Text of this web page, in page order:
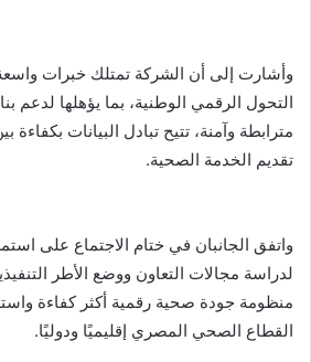
وأشارت إلى أن الشركة تمتلك خبرات
التحول الرقمي الوطنية، بما يؤهلها لدعم
مترابطة وآمنة، تتيح تبادل البيانات
تقديم الخدمة الصحية.
واتفق الجانبان في ختام الاجتماع على
لدراسة مجالات التعاون ووضع الأطر
منظومة جودة صحية رقمية أكثر كفاءة
القطاع الصحي المصري إقليميًا ودوليًا.